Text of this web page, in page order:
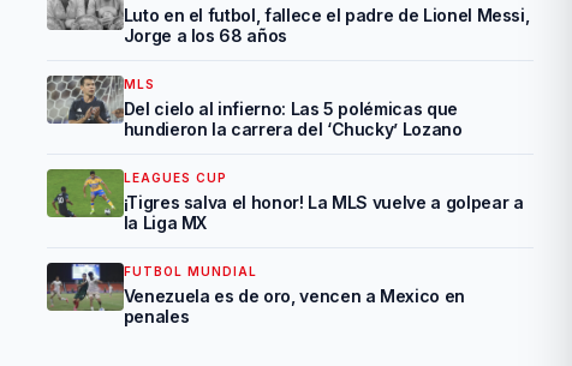
Luto en el futbol, fallece el padre de Lionel Messi,
Jorge a los 68 años
MLS
Del cielo al infierno: Las 5 polémicas que
hundieron la carrera del ‘Chucky’ Lozano
LEAGUES CUP
¡Tigres salva el honor! La MLS vuelve a golpear a
la Liga MX
FUTBOL MUNDIAL
Venezuela es de oro, vencen a Mexico en
penales